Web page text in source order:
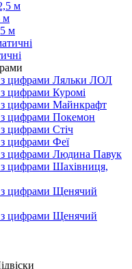
м
м
з цифрами Ляльки ЛОЛ
цифрами Куромі
з цифрами Майнкрафт
цифрами Покемон
цифрами Стіч
цифрами Феї
з цифрами Людина Павук
цифрами Шахівниця,
з цифрами Щенячий
з цифрами Щенячий